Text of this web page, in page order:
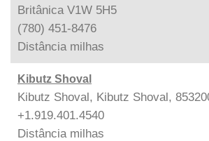
Britânica V1W 5H5
(780) 451-8476
Distância milhas
Kibutz Shoval
Kibutz Shoval, Kibutz Shoval,
+1.919.401.4540
Distância milhas